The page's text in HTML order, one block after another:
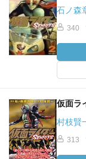
石ノ森
340
仮面ラ
村枝賢
313